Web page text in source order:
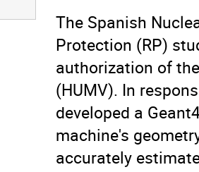
The Spanish
Protection (RP)
authorization of
(HUMV). In
developed a
machine's
accurately